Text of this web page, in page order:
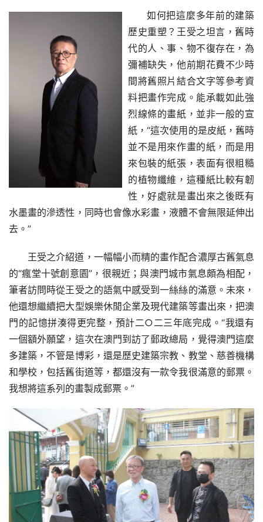
如何把這麼多年前的建築
歷史重塑？王受之坦言，舊時
代的人、事、物不復存在，為
彌補缺失，他前期花費不少時
間將舊照片結合文字等參考資
料把畫作完成。能承載如此強
烈線條的畫紙，並非一般的宣
紙，“這次使用的是皮紙，舊時
並不是用來作畫的紙，而是用
來包裝的紙張，表面有很粗糙
的植物纖維，這種紙比較有韌
性，好處就是畫出來之後既有
水墨畫的滲透性，同時也會像水彩畫，液體不會無限延伸出
去。”
王受之介紹道，一幅幅小而精的畫作配合濃厚古舊氣息
的“瘋堂十號創意園”，很親近；與澳門城市氣息頗為相配，
筆者訪問時從王受之的語氣中感受到一絲絲的滿意。未來，
他還想繼續把大型娛樂休閒企業及現代建築等畫出來，把澳
門的記憶拼湊得更完整，預計二○二三年底完成。“我還有
一個額外願望，這次在澳門到訪了郵政總局，覺得澳門這麼
多建築，不管是博彩，還是歷史建築宗教、教堂、慈善機構
和學校，包括舊街道等，都還沒有一款令我很滿意的郵票。
我想將這系列的畫製成郵票。”